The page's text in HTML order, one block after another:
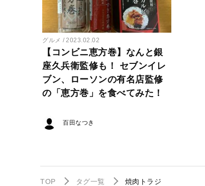
グルメ 2023.02.02
【コンビニ恵方巻】なんと銀
座久兵衛監修も！ セブンイレ
ブン、ローソンの有名店監修
の「恵方巻」を食べてみた！
百田なつき
TOP タグ一覧 焼肉トラジ